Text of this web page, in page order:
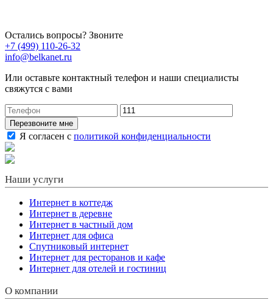
Остались вопросы? Звоните
+7 (499) 110-26-32
info@belkanet.ru
Или оставьте контактный телефон и наши специалисты
свяжутся с вами
Перезвоните мне
Я согласен с политикой конфиденциальности
Наши услуги
Интернет в коттедж
Интернет в деревне
Интернет в частный дом
Интернет для офиса
Спутниковый интернет
Интернет для ресторанов и кафе
Интернет для отелей и гостиниц
О компании